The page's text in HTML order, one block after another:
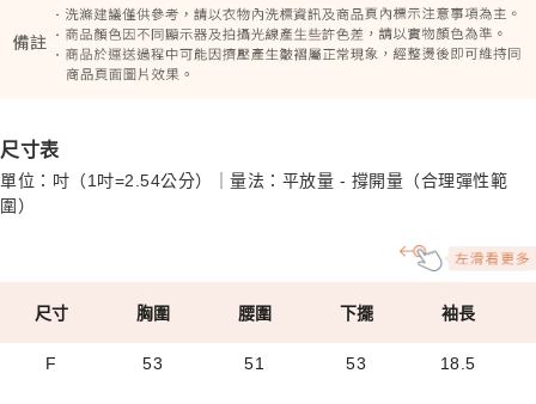
尺寸表
單位：吋（1吋=2.54公分）｜量法：平放量 - 撐開量（合理彈性範
圍）
尺寸 胸圍 腰圍 下擺 袖長
F 53 51 53 18.5